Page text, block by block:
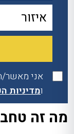
אני
ומדיניות
מה זה